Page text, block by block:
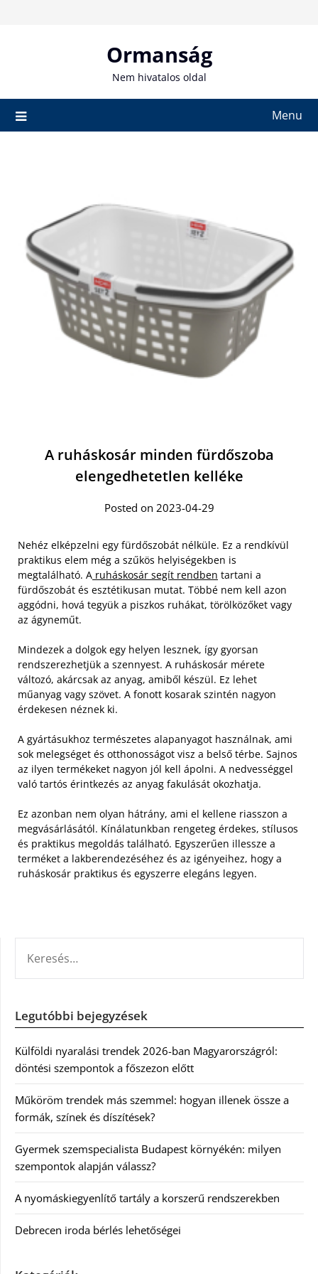
Ormanság
Nem hivatalos oldal
Menu
A ruháskosár minden fürdőszoba
elengedhetetlen kelléke
Posted on 2023-04-29
Nehéz elképzelni egy fürdőszobát nélküle. Ez a rendkívül
praktikus elem még a szűkös helyiségekben is
megtalálható. A ruháskosár segít rendben tartani a
fürdőszobát és esztétikusan mutat. Többé nem kell azon
aggódni, hová tegyük a piszkos ruhákat, törölközőket vagy
az ágyneműt.
Mindezek a dolgok egy helyen lesznek, így gyorsan
rendszerezhetjük a szennyest. A ruháskosár mérete
változó, akárcsak az anyag, amiből készül. Ez lehet
műanyag vagy szövet. A fonott kosarak szintén nagyon
érdekesen néznek ki.
A gyártásukhoz természetes alapanyagot használnak, ami
sok melegséget és otthonosságot visz a belső térbe. Sajnos
az ilyen termékeket nagyon jól kell ápolni. A nedvességgel
való tartós érintkezés az anyag fakulását okozhatja.
Ez azonban nem olyan hátrány, ami el kellene riasszon a
megvásárlásától. Kínálatunkban rengeteg érdekes, stílusos
és praktikus megoldás található. Egyszerűen illessze a
terméket a lakberendezéséhez és az igényeihez, hogy a
ruháskosár praktikus és egyszerre elegáns legyen.
Legutóbbi bejegyzések
Külföldi nyaralási trendek 2026-ban Magyarországról:
döntési szempontok a főszezon előtt
Műköröm trendek más szemmel: hogyan illenek össze a
formák, színek és díszítések?
Gyermek szemspecialista Budapest környékén: milyen
szempontok alapján válassz?
A nyomáskiegyenlítő tartály a korszerű rendszerekben
Debrecen iroda bérlés lehetőségei